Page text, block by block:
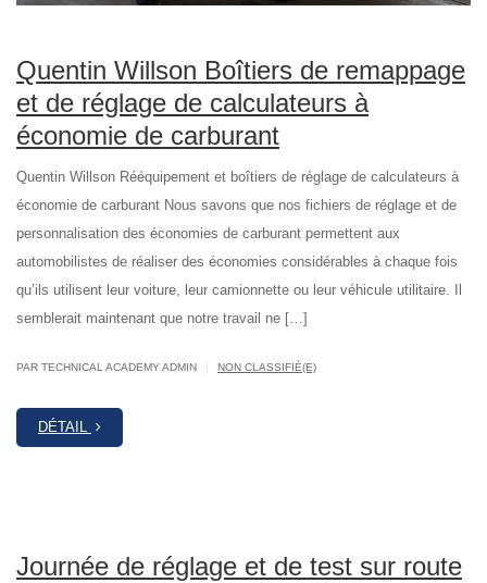
Quentin Willson Boîtiers de remappage
et de réglage de calculateurs à
économie de carburant
Quentin Willson Rééquipement et boîtiers de réglage de calculateurs à
économie de carburant Nous savons que nos fichiers de réglage et de
personnalisation des économies de carburant permettent aux
automobilistes de réaliser des économies considérables à chaque fois
qu’ils utilisent leur voiture, leur camionnette ou leur véhicule utilitaire. Il
semblerait maintenant que notre travail ne […]
PAR TECHNICAL ACADEMY ADMIN NON CLASSIFIÉ(E)
DÉTAIL
Journée de réglage et de test sur route